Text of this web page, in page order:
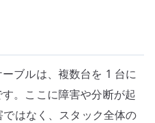
ブルは、複数台を 1 台に
。ここに障害や分断が起
はなく、スタック全体の